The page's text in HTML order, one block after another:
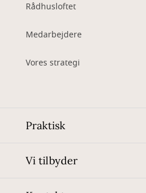
Rådhusloftet
Medarbejdere
Vores strategi
Praktisk
Vi tilbyder